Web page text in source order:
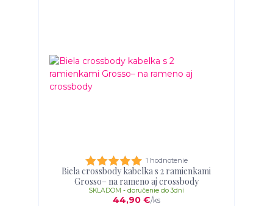
1 hodnotenie
Biela crossbody kabelka s 2 ramienkami
Grosso– na rameno aj crossbody
44,90 €/ks
SKLADOM - doručenie do 3dní